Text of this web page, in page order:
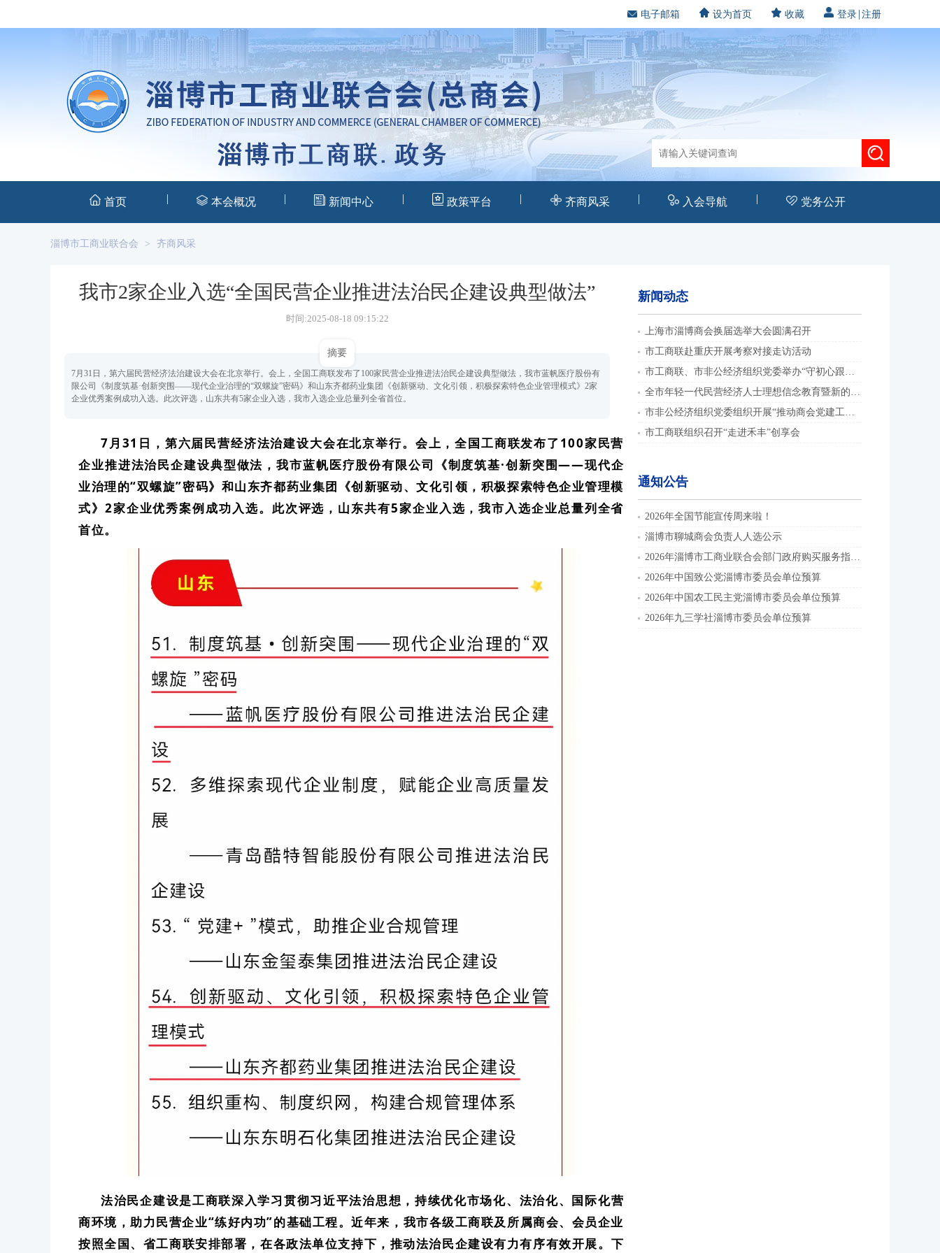
电子邮箱 设为首页 收藏 登录 | 注册
首页 | 本会概况 | 新闻中心 | 政策平台 | 齐商风采 | 入会导航 | 党务公开
淄博市工商业联合会 > 齐商风采
我市2家企业入选“全国民营企业推进法治民企建设典型做法”
时间:2025-08-18 09:15:22
摘要
7月31日，第六届民营经济法治建设大会在北京举行。会上，全国工商联发布了100家民营企业推进法治民企建设典型做法，我市蓝帆医疗股份有
限公司《制度筑基·创新突围——现代企业治理的“双螺旋”密码》和山东齐都药业集团《创新驱动、文化引领，积极探索特色企业管理模式》2家
企业优秀案例成功入选。此次评选，山东共有5家企业入选，我市入选企业总量列全省首位。
7月31日，第六届民营经济法治建设大会在北京举行。会上，全国工商联发布了100家民营
企业推进法治民企建设典型做法，我市蓝帆医疗股份有限公司《制度筑基·创新突围——现代企
业治理的“双螺旋”密码》和山东齐都药业集团《创新驱动、文化引领，积极探索特色企业管理模
式》2家企业优秀案例成功入选。此次评选，山东共有5家企业入选，我市入选企业总量列全省
首位。
法治民企建设是工商联深入学习贯彻习近平法治思想，持续优化市场化、法治化、国际化营
商环境，助力民营企业“练好内功”的基础工程。近年来，我市各级工商联及所属商会、会员企业
按照全国、省工商联安排部署，在各政法单位支持下，推动法治民企建设有力有序有效开展。下
新闻动态
上海市淄博商会换届选举大会圆满召开
市工商联赴重庆开展考察对接走访活动
市工商联、市非公经济组织党委举办“守初心跟党走 践使命启新程”演讲比赛
全市年轻一代民营经济人士理想信念教育暨新的社会阶层人士联谊组织骨干培训班举办
市非公经济组织党委组织开展“推动商会党建工作提质增效”主题党日活动
市工商联组织召开“走进禾丰”创享会
通知公告
2026年全国节能宣传周来啦！
淄博市聊城商会负责人人选公示
2026年淄博市工商业联合会部门政府购买服务指导性目录
2026年中国致公党淄博市委员会单位预算
2026年中国农工民主党淄博市委员会单位预算
2026年九三学社淄博市委员会单位预算